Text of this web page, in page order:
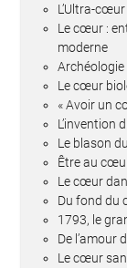
L’Ultra-cœur
Le cœur :
moderne
Le cœur
« Avoir un
L’invention
Le blason
Être au
Le cœur
Du fond du
1793, le
De l’amour
Le cœur